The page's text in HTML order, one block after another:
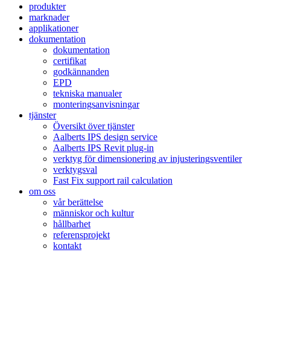
produkter
marknader
applikationer
dokumentation
dokumentation
certifikat
godkännanden
EPD
tekniska manualer
monteringsanvisningar
tjänster
Översikt över tjänster
Aalberts IPS design service
Aalberts IPS Revit plug-in
verktyg för dimensionering av injusteringsventiler
verktygsval
Fast Fix support rail calculation
om oss
vår berättelse
människor och kultur
hållbarhet
referensprojekt
kontakt